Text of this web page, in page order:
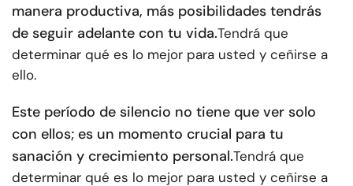
manera productiva, más posibilidades tendrás
de seguir adelante con tu vida.Tendrá que
determinar qué es lo mejor para usted y ceñirse a
ello.
Este período de silencio no tiene que ver solo
con ellos; es un momento crucial para tu
sanación y crecimiento personal.Tendrá que
determinar qué es lo mejor para usted y ceñirse a